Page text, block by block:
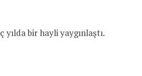
yılda bir hayli yaygınlaştı.